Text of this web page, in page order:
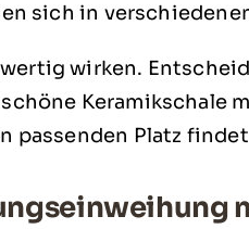
sich in
wirken.
Keramikschale
passenden Platz